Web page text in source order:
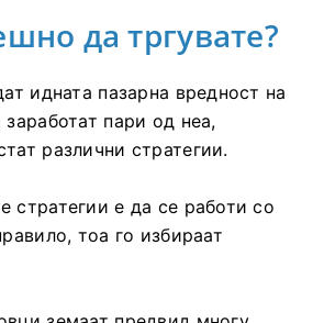
да тргувате?
идната пазарна вредност на
пари од неа,
различни стратегии.
стратегии е да се работи со
тоа го избираат